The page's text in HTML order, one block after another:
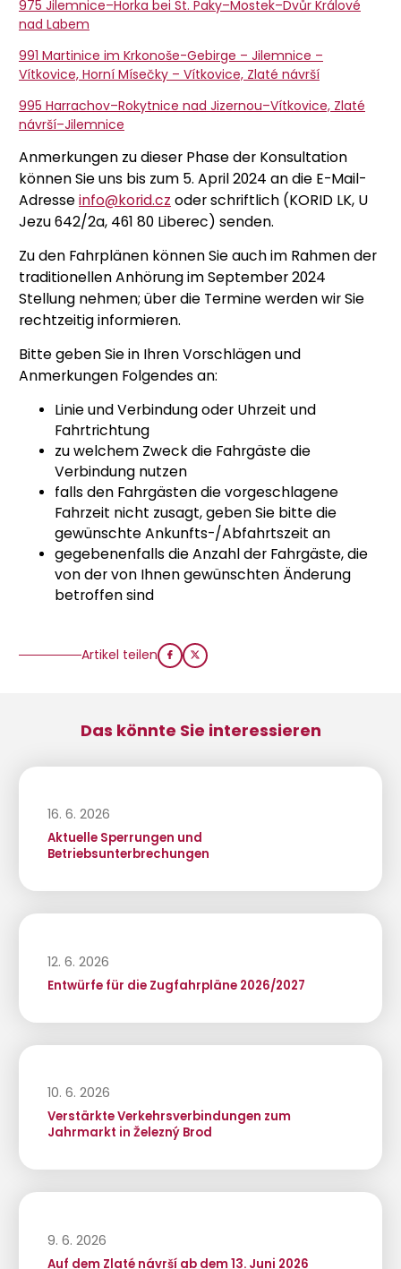
975 Jilemnice–Horka bei St. Paky–Mostek–Dvůr Králové
nad Labem
991 Martinice im Krkonoše-Gebirge – Jilemnice –
Vítkovice, Horní Mísečky – Vítkovice, Zlaté návrší
995 Harrachov–Rokytnice nad Jizernou–Vítkovice, Zlaté
návrší–Jilemnice
Anmerkungen zu dieser Phase der Konsultation
können Sie uns bis zum 5. April 2024 an die E-Mail-
Adresseinfo@korid.cz oder schriftlich (KORID LK, U
Jezu 642/2a, 461 80 Liberec) senden.
Zu den Fahrplänen können Sie auch im Rahmen der
traditionellen Anhörung im September 2024
Stellung nehmen; über die Termine werden wir Sie
rechtzeitig informieren.
Bitte geben Sie in Ihren Vorschlägen und
Anmerkungen Folgendes an:
Linie und Verbindung oder Uhrzeit und
Fahrtrichtung
zu welchem Zweck die Fahrgäste die
Verbindung nutzen
falls den Fahrgästen die vorgeschlagene
Fahrzeit nicht zusagt, geben Sie bitte die
gewünschte Ankunfts-/Abfahrtszeit an
gegebenenfalls die Anzahl der Fahrgäste, die
von der von Ihnen gewünschten Änderung
betroffen sind
Artikel teilen
Das könnte Sie interessieren
16. 6. 2026
Aktuelle Sperrungen und
Betriebsunterbrechungen
12. 6. 2026
Entwürfe für die Zugfahrpläne 2026/2027
10. 6. 2026
Verstärkte Verkehrsverbindungen zum
Jahrmarkt in Železný Brod
9. 6. 2026
Auf dem Zlaté návrší ab dem 13. Juni 2026